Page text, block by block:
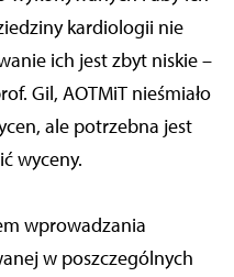
kardiologii nie
ich jest zbyt niskie –
Gil, AOTMiT nieśmiało
ale potrzebna jest
wyceny.
wprowadzania
w poszczególnych